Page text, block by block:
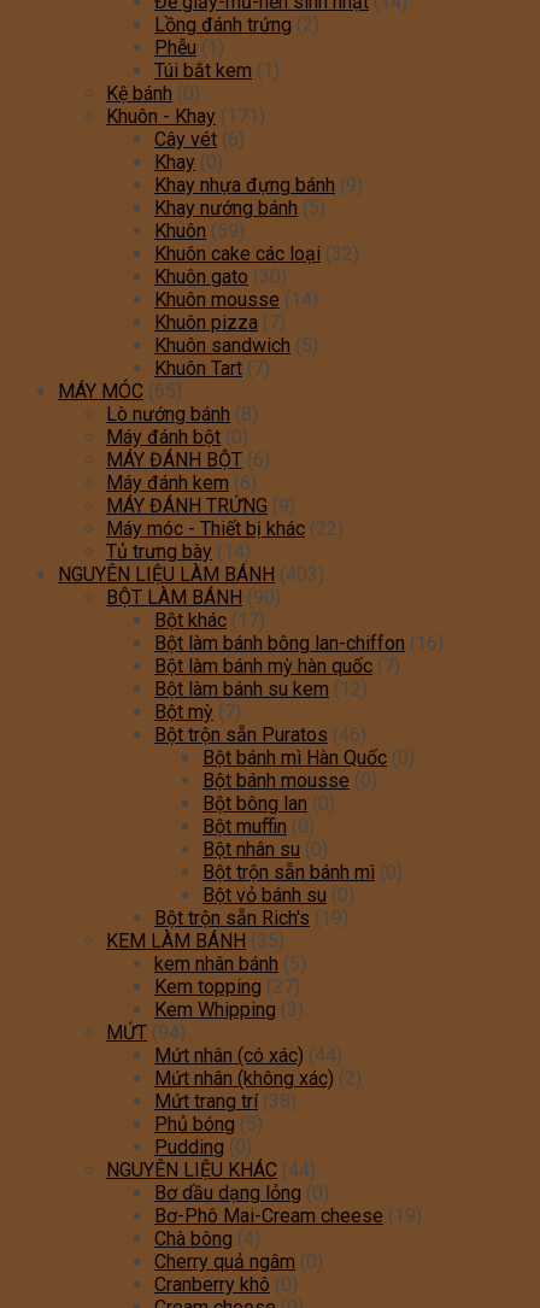
Lồng đánh trứng (2)
Phễu (1)
Túi bắt kem (1)
Kệ bánh (0)
Khuôn - Khay (171)
Cây vét (6)
Khay (0)
Khay nhựa đựng bánh (9)
Khay nướng bánh (5)
Khuôn (59)
Khuôn cake các loại (32)
Khuôn gato (30)
Khuôn mousse (14)
Khuôn pizza (7)
Khuôn sandwich (5)
Khuôn Tart (7)
MÁY MÓC (65)
Lò nướng bánh (8)
Máy đánh bột (0)
MÁY ĐÁNH BỘT (6)
Máy đánh kem (6)
MÁY ĐÁNH TRỨNG (9)
Máy móc - Thiết bị khác (22)
Tủ trưng bày (14)
NGUYÊN LIỆU LÀM BÁNH (403)
BỘT LÀM BÁNH (90)
Bột khác (17)
Bột làm bánh bông lan-chiffon (16)
Bột làm bánh mỳ hàn quốc (7)
Bột làm bánh su kem (12)
Bột mỳ (7)
Bột trộn sẵn Puratos (46)
Bột bánh mì Hàn Quốc (0)
Bột bánh mousse (0)
Bột bông lan (0)
Bột muffin (0)
Bột nhân su (0)
Bột trộn sẵn bánh mì (0)
Bột vỏ bánh su (0)
Bột trộn sẵn Rich's (19)
KEM LÀM BÁNH (35)
kem nhân bánh (5)
Kem topping (27)
Kem Whipping (3)
MỨT (94)
Mứt nhân (có xác) (44)
Mứt nhân (không xác) (2)
Mứt trang trí (38)
Phủ bóng (5)
Pudding (0)
NGUYÊN LIỆU KHÁC (44)
Bơ dầu dạng lỏng (0)
Bơ-Phô Mai-Cream cheese (19)
Chà bông (4)
Cherry quả ngâm (0)
Cranberry khô (0)